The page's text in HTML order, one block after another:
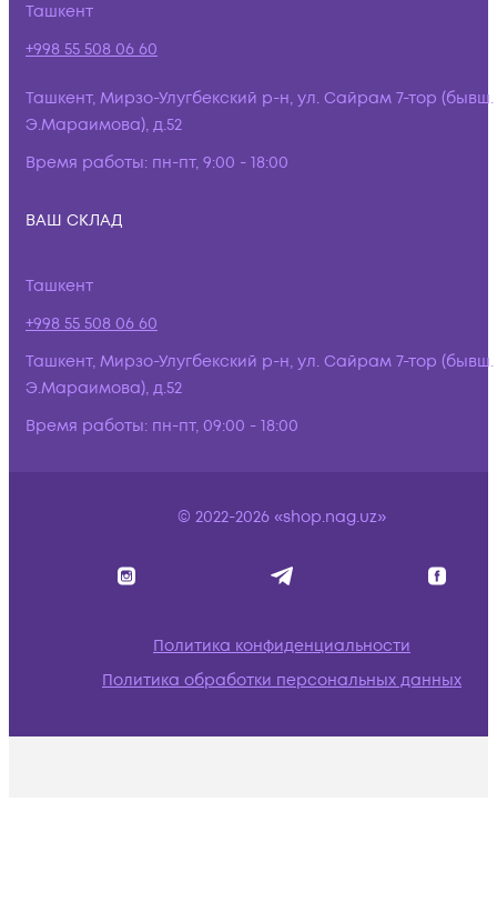
Ташкент
+998 55 508 06 60
Ташкент, Мирзо-Улугбекский р-н, ул. Сайрам 7-тор (бывш.
Э.Мараимова), д.52
Время работы: пн-пт, 9:00 - 18:00
ВАШ СКЛАД
Ташкент
+998 55 508 06 60
Ташкент, Мирзо-Улугбекский р-н, ул. Сайрам 7-тор (бывш.
Э.Мараимова), д.52
Время работы: пн-пт, 09:00 - 18:00
© 2022-2026 «shop.nag.uz»
Политика конфиденциальности
Политика обработки персональных данных